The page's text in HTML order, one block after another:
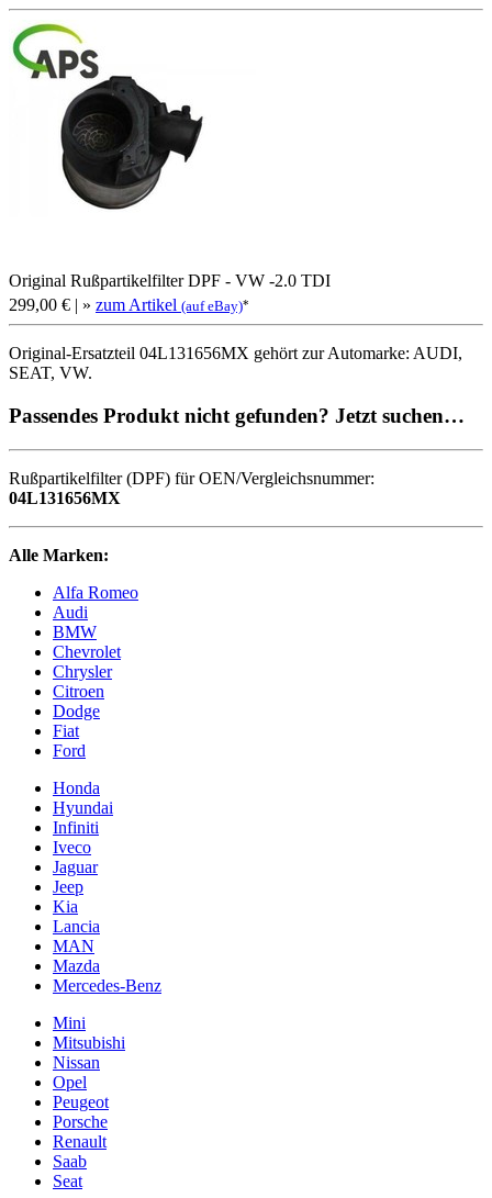
Original Rußpartikelfilter DPF - VW -2.0 TDI
299,00 € | » zum Artikel (auf eBay)*
Original-Ersatzteil 04L131656MX gehört zur Automarke: AUDI,
SEAT, VW.
Passendes Produkt nicht gefunden? Jetzt suchen…
Rußpartikelfilter (DPF) für OEN/Vergleichsnummer:
04L131656MX
Alle Marken:
Alfa Romeo
Audi
BMW
Chevrolet
Chrysler
Citroen
Dodge
Fiat
Ford
Honda
Hyundai
Infiniti
Iveco
Jaguar
Jeep
Kia
Lancia
MAN
Mazda
Mercedes-Benz
Mini
Mitsubishi
Nissan
Opel
Peugeot
Porsche
Renault
Saab
Seat